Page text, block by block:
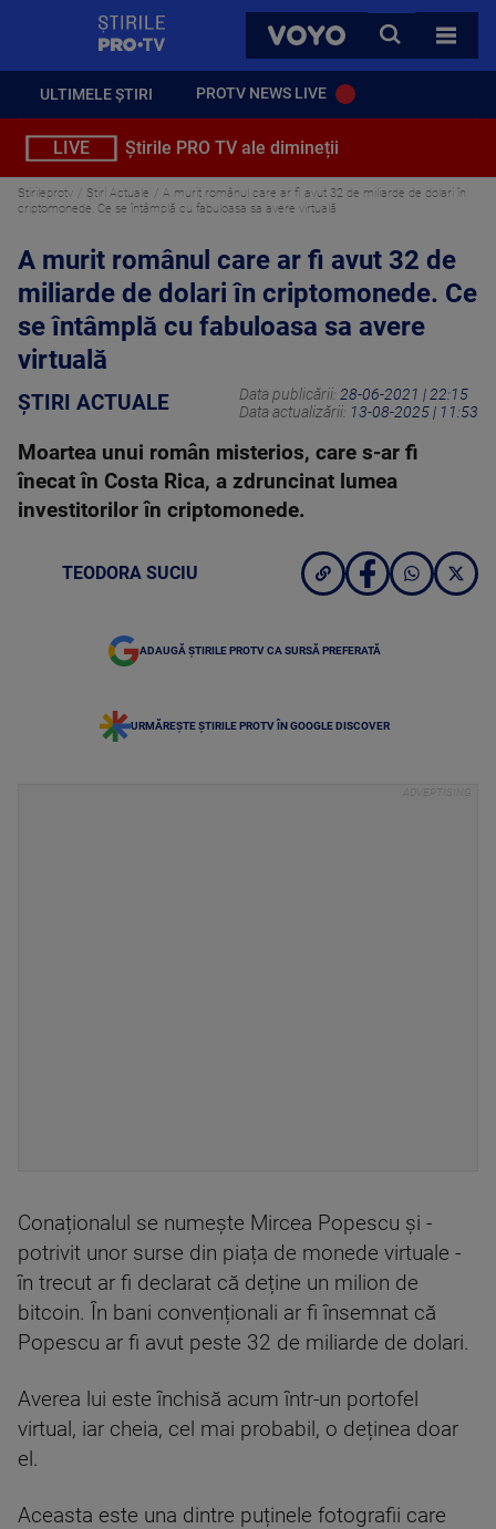
VOYO
CAUTA
TOATE
ULTIMELE ȘTIRI PROTV NEWS LIVE
LIVE Știrile PRO TV ale dimineții
Stirileprotv Știri Actuale
A murit românul care ar fi avut 32 de miliarde de dolari în
criptomonede. Ce se întâmplă cu fabuloasa sa avere virtuală
A murit românul care ar fi avut 32 de
miliarde de dolari în criptomonede. Ce
se întâmplă cu fabuloasa sa avere
virtuală
ȘTIRI ACTUALE Data publicării: 28-06-2021 | 22:15
Data actualizării: 13-08-2025 | 11:53
Moartea unui român misterios, care s-ar fi
înecat în Costa Rica, a zdruncinat lumea
investitorilor în criptomonede.
TEODORA SUCIU
ADAUGĂ ȘTIRILE PROTV CA SURSĂ PREFERATĂ
URMĂREȘTE ȘTIRILE PROTV ÎN GOOGLE DISCOVER
Conaționalul se numește Mircea Popescu și -
potrivit unor surse din piața de monede virtuale -
în trecut ar fi declarat că deține un milion de
bitcoin. În bani convenționali ar fi însemnat că
Popescu ar fi avut peste 32 de miliarde de dolari.
Averea lui este închisă acum într-un portofel
virtual, iar cheia, cel mai probabil, o deținea doar
el.
Aceasta este una dintre puținele fotografii care